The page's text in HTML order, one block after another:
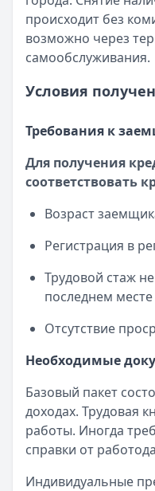
происходит без
возможно через
самообслуживания.
Условия
Требования к
Для получения
соответствовать
Возраст
Регистрация в
Трудовой стаж
последнем месте
Отсутствие
Необходимые
Базовый пакет
доходах. Трудовая
работы. Иногда
справки от
Индивидуальные